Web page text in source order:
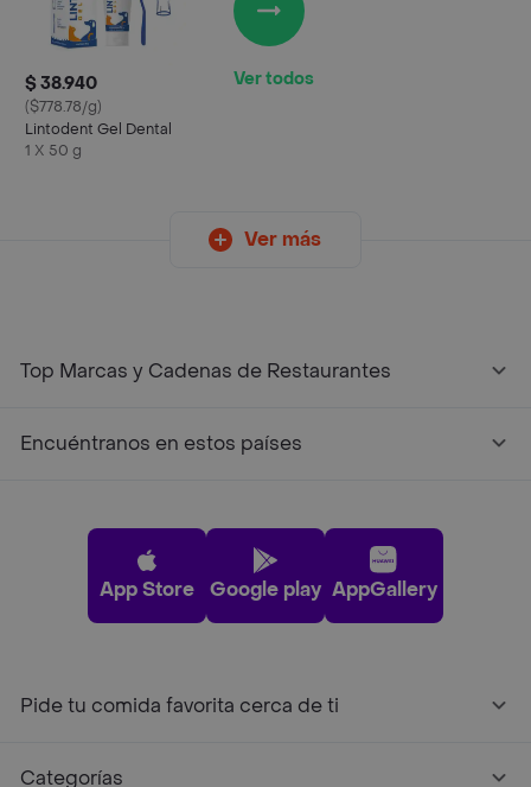
$ 38.940
($778.78/g)
Lintodent Gel Dental
1 X 50 g
Ver todos
Ver más
Top Marcas y Cadenas de Restaurantes
Encuéntranos en estos países
App Store Google play AppGallery
Pide tu comida favorita cerca de ti
Categorías